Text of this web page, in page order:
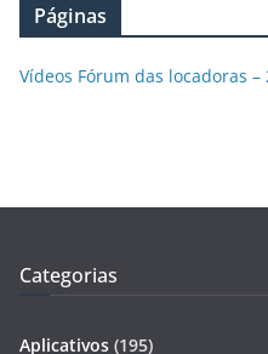
Páginas
Vídeos Fórum das locadoras –
Categorias
Aplicativos (195)